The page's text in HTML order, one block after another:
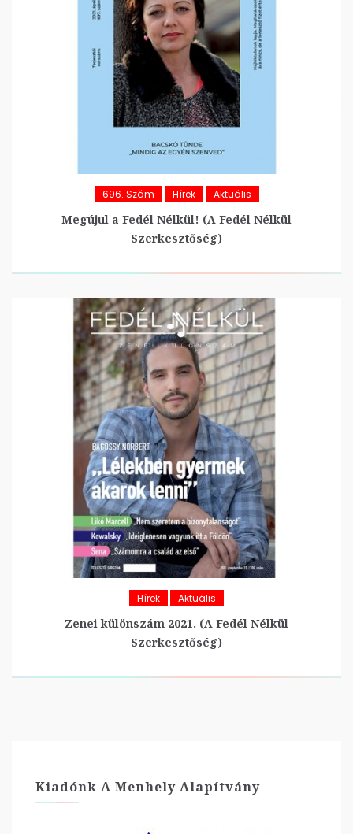
696. Szám Hírek Aktuális
Megújul a Fedél Nélkül! (A Fedél Nélkül
Szerkesztőség)
Hírek Aktuális
Zenei különszám 2021. (A Fedél Nélkül
Szerkesztőség)
Kiadónk A Menhely Alapítvány